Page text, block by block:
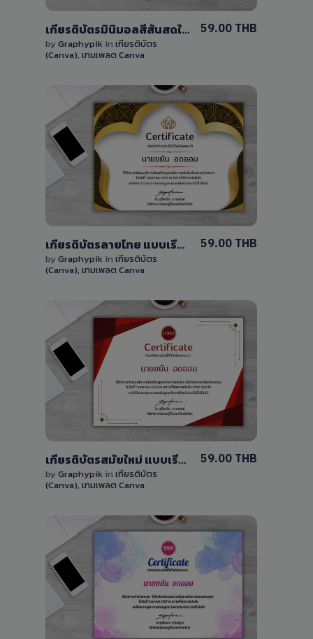
เกียรติบัตรมินิมอลสีสันสดใส แบบเรียบง่าย แก้ไขได้ด้วย Canva เวอร์ชั่นฟรี
by Graphypik in เกียรติบัตร
(Canva), เทมเพลต Canva
59.00 THB
View Details
0 Sale
เกียรติบัตรลายไทย แบบเรียบง่าย สีสันสดใส แก้ไขได้ด้วย Canva เวอร์ชั่นฟรี
by Graphypik in เกียรติบัตร
(Canva), เทมเพลต Canva
59.00 THB
View Details
0 Sale
เกียรติบัตรสมัยใหม่ แบบเรียบง่าย โทนสีแดง แก้ไขได้ด้วย Canva เวอร์ชั่นฟรี
by Graphypik in เกียรติบัตร
(Canva), เทมเพลต Canva
59.00 THB
View Details
1 Sale